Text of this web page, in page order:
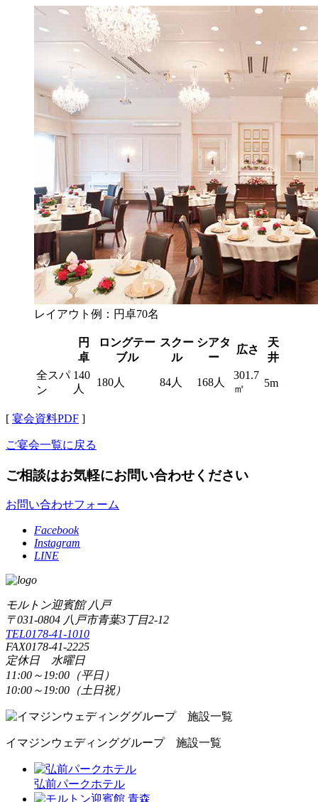
レイアウト例：円卓70名
円
卓
ロングテー
ブル
スクー
ル
シアタ
ー
広さ
天
井
全スパ
ン
140
人
180人 84人 168人
301.7
㎡
5m
[ 宴会資料PDF ]
ご宴会一覧に戻る
ご相談はお気軽にお問い合わせください
お問い合わせフォーム
Facebook
Instagram
LINE
モルトン迎賓館 八戸
〒031-0804 八戸市青葉3丁目2-12
TEL0178-41-1010
FAX0178-41-2225
定休日 水曜日
11:00～19:00（平日）
10:00～19:00（土日祝）
イマジンウェディンググループ 施設一覧
弘前パークホテル